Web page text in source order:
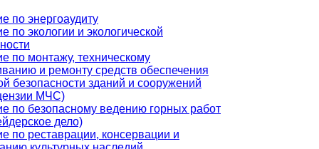
по энергоаудиту
по экологии и экологической
по монтажу, техническому
и ремонту средств обеспечения
безопасности зданий и сооружений
МЧС)
по безопасному ведению горных работ
дело)
по реставрации, консервации и